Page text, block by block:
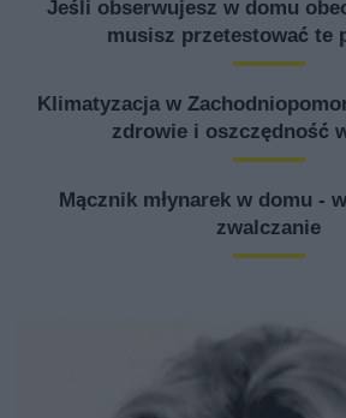
Jeśli obserwujesz w domu
musisz przetestować te
Klimatyzacja w
zdrowie i oszczędność
Mącznik młynarek w domu -
zwalczanie